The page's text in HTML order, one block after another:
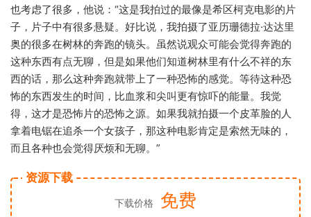
也考虑了很多，他说：“这是我拍过的最像是希区柯克电影的片
子，片子中有很多悬疑。好比说，我拍摄了亚历珊德拉·达达里
奥的很多在树林的奔跑的镜头。虽然说观众可能会觉得奔跑的
这种东西有点无聊，但是如果他们知道树林里有什么不祥的东
西的话，那么这种奔跑就带上了一种恐怖的感觉。等待这种恐
怖的东西发生的时间，比血浆和尖叫更有惊吓的能量。我觉
得，这才是恐怖片的恐怖之源。如果我就拍摄一个皮革脸的人
拿着电锯在追杀一个女孩子，那这种电影肯定是索然无味的，
而且各种也会觉得厌烦和无聊。”
资源下载
下载价格 免费